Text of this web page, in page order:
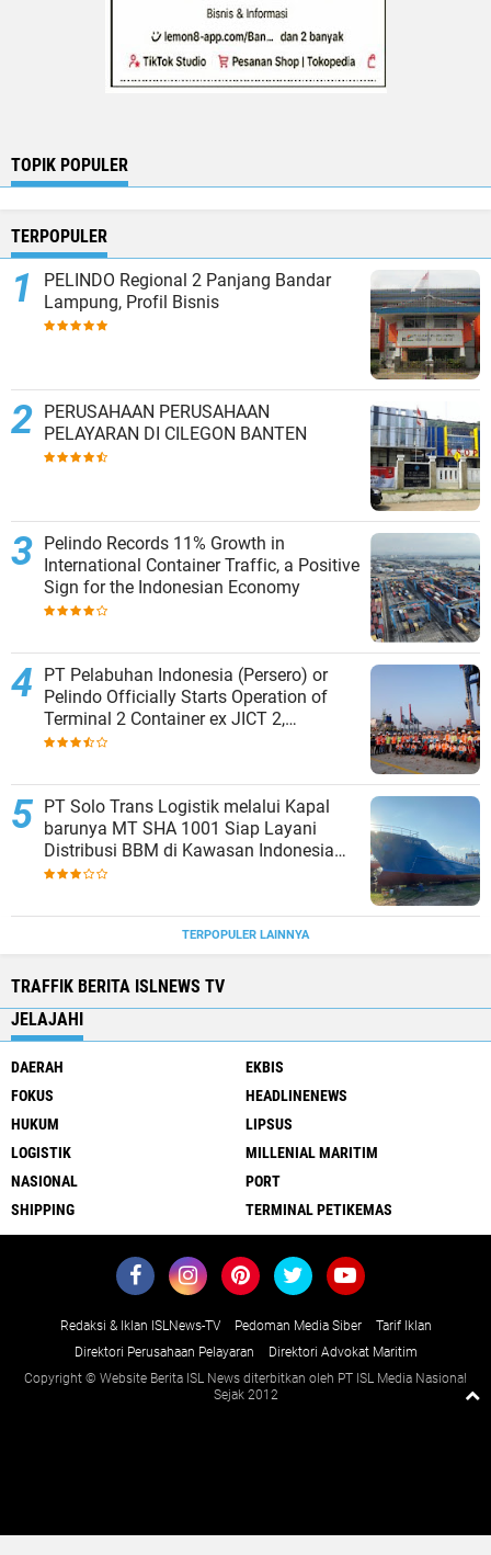
TOPIK POPULER
TERPOPULER
PELINDO Regional 2 Panjang Bandar
Lampung, Profil Bisnis
PERUSAHAAN PERUSAHAAN
PELAYARAN DI CILEGON BANTEN
Pelindo Records 11% Growth in
International Container Traffic, a Positive
Sign for the Indonesian Economy
PT Pelabuhan Indonesia (Persero) or
Pelindo Officially Starts Operation of
Terminal 2 Container ex JICT 2,
Strengthening Productivity of Tanjung
PT Solo Trans Logistik melalui Kapal
barunya MT SHA 1001 Siap Layani
Distribusi BBM di Kawasan Indonesia
bagian Timur
TERPOPULER LAINNYA
TRAFFIK BERITA ISLNEWS TV
JELAJAHI
DAERAH
EKBIS
FOKUS
HEADLINENEWS
HUKUM
LIPSUS
LOGISTIK
MILLENIAL MARITIM
NASIONAL
PORT
SHIPPING
TERMINAL PETIKEMAS
Redaksi & Iklan ISLNews-TV Pedoman Media Siber
Tarif Iklan
Direktori Perusahaan Pelayaran
Direktori Advokat Maritim
Copyright © Website Berita ISL News diterbitkan oleh PT ISL Media Nasional
Sejak 2012